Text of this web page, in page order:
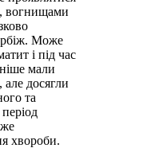
вогнищами
Може
і під час
мали
досягли
та
хвороби.